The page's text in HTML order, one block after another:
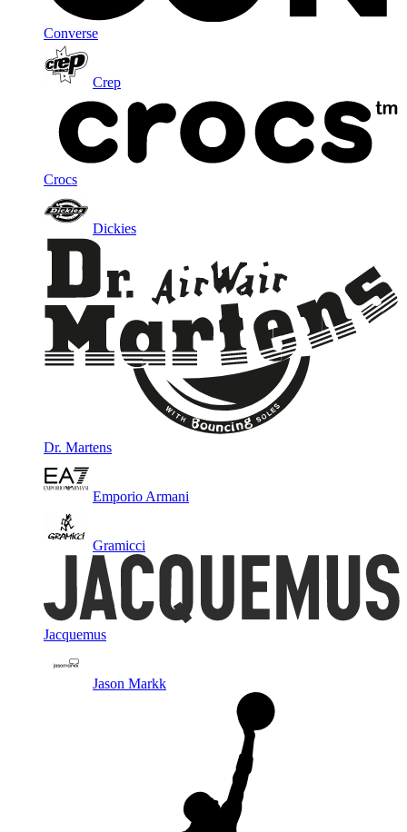
Converse
Crep
Crocs
Dickies
Dr. Martens
Emporio Armani
Gramicci
Jacquemus
Jason Markk